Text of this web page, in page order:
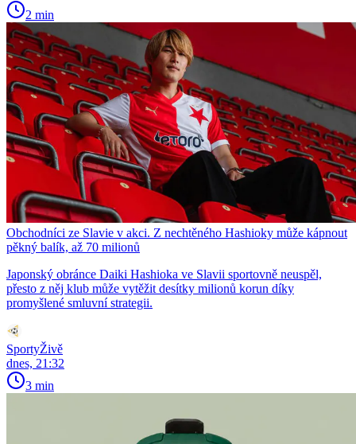
2 min
Obchodníci ze Slavie v akci. Z nechtěného Hashioky může kápnout
pěkný balík, až 70 milionů
Japonský obránce Daiki Hashioka ve Slavii sportovně neuspěl,
přesto z něj klub může vytěžit desítky milionů korun díky
promyšlené smluvní strategii.
SportyŽivě
dnes, 21:32
3 min